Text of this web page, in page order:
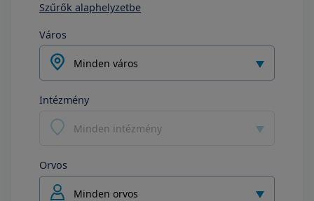
Szűrők alaphelyzetbe
Város
Minden város
Intézmény
Minden intézmény
Orvos
Minden orvos